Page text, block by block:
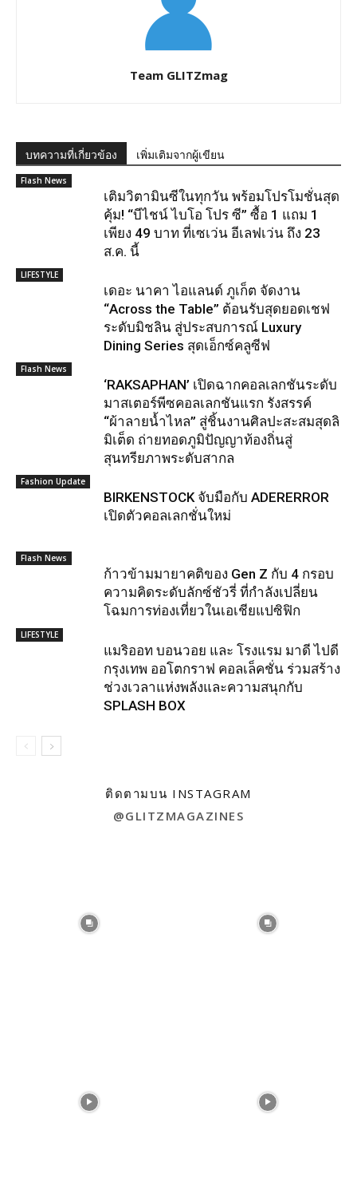
Team GLITZmag
บทความที่เกี่ยวข้อง เพิ่มเติมจากผู้เขียน
Flash News
เติมวิตามินซีในทุกวัน พร้อมโปรโมชั่นสุด
คุ้ม! “บีไชน์ ไบโอ โปร ซี” ซื้อ 1 แถม 1
เพียง 49 บาท ที่เซเว่น อีเลฟเว่น ถึง 23
ส.ค. นี้
LIFESTYLE
เดอะ นาคา ไอแลนด์ ภูเก็ต จัดงาน
“Across the Table” ต้อนรับสุดยอดเชฟ
ระดับมิชลิน สู่ประสบการณ์ Luxury
Dining Series สุดเอ็กซ์คลูซีฟ
Flash News
‘RAKSAPHAN’ เปิดฉากคอลเลกชันระดับ
มาสเตอร์พีซคอลเลกชันแรก รังสรรค์
“ผ้าลายน้ำไหล” สู่ชิ้นงานศิลปะสะสมสุดลิ
มิเต็ด ถ่ายทอดภูมิปัญญาท้องถิ่นสู่
สุนทรียภาพระดับสากล
Fashion Update
BIRKENSTOCK จับมือกับ ADERERROR
เปิดตัวคอลเลกชั่นใหม่
Flash News
ก้าวข้ามมายาคติของ Gen Z กับ 4 กรอบ
ความคิดระดับลักซ์ชัวรี่ ที่กำลังเปลี่ยน
โฉมการท่องเที่ยวในเอเชียแปซิฟิก
LIFESTYLE
แมริออท บอนวอย และ โรงแรม มาดี ไปดี
กรุงเทพ ออโตกราฟ คอลเล็คชั่น ร่วมสร้าง
ช่วงเวลาแห่งพลังและความสนุกกับ
SPLASH BOX
ติดตามบน INSTAGRAM
@GLITZMAGAZINES